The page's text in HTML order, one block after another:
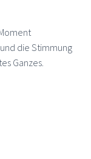
die Stimmung
Ganzes.